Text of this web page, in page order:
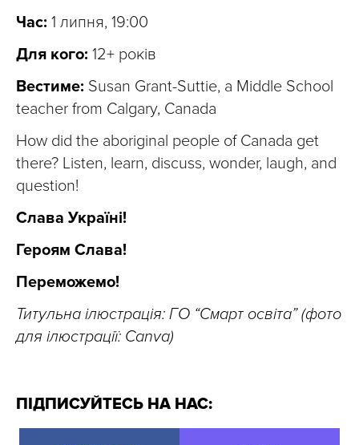
Час: 1 липня, 19:00
Для кого: 12+ років
Вестиме: Susan Grant-Suttie, a Middle School
teacher from Calgary, Canada
How did the aboriginal people of Canada get
there? Listen, learn, discuss, wonder, laugh, and
question!
Слава Україні!
Героям Слава!
Переможемо!
Титульна ілюстрація: ГО “Смарт освіта” (фото
для ілюстрації: Canva)
ПІДПИСУЙТЕСЬ НА НАС: